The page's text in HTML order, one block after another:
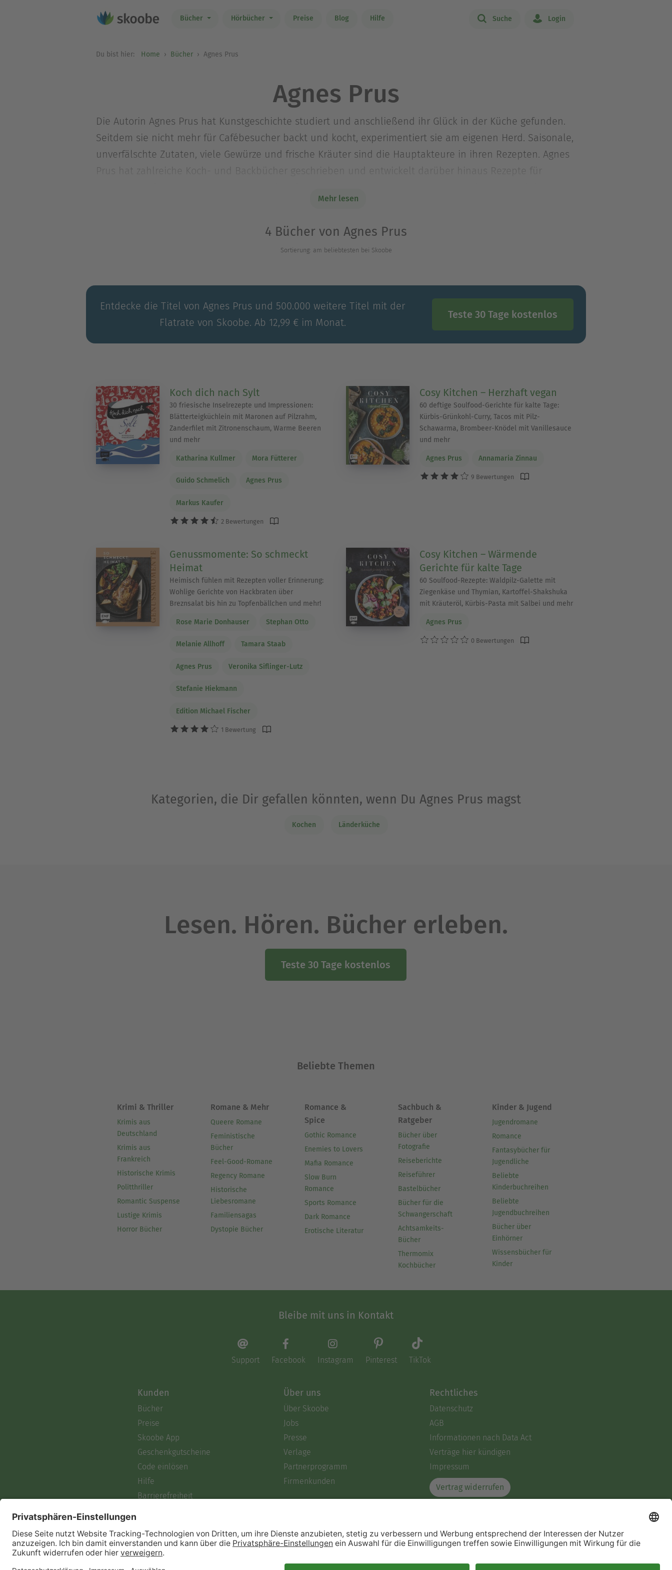
Bücher Hörbücher Preise Blog Hilfe Suche Login
Du bist hier: Home Bücher Agnes Prus
Agnes Prus
Die Autorin Agnes Prus hat Kunstgeschichte studiert und anschließend ihr Glück in der Küche gefunden.
Seitdem sie nicht mehr für Cafébesucher backt und kocht, experimentiert sie am eigenen Herd. Saisonale,
unverfälschte Zutaten, viele Gewürze und frische Kräuter sind die Hauptakteure in ihren Rezepten. Agnes
Prus hat zahlreiche Koch- und Backbücher geschrieben und entwickelt darüber hinaus Rezepte für
Schreiben über Essen fühlt sie sich sehr wohl – nicht zuletzt, weil es so immer etwas Leckeres zum
Mehr lesen
4 Bücher von Agnes Prus
Sortierung: am beliebtesten bei Skoobe
Entdecke die Titel von Agnes Prus und 500.000 weitere Titel mit der
Flatrate von Skoobe. Ab 12,99 € im Monat.
Teste 30 Tage kostenlos
Koch dich nach Sylt
30 friesische Inselrezepte und Impressionen:
Blätterteigküchlein mit Maronen auf Pilzrahm,
Zanderfilet mit Zitronenschaum, Warme Beeren
und mehr
Katharina Kullmer Mora Fütterer
Guido Schmelich Agnes Prus
Markus Kaufer
2 Bewertungen
Cosy Kitchen – Herzhaft vegan
60 deftige Soulfood-Gerichte für kalte Tage:
Kürbis-Grünkohl-Curry, Tacos mit Pilz-
Schawarma, Brombeer-Knödel mit Vanillesauce
und mehr
Agnes Prus Annamaria Zinnau
9 Bewertungen
Genussmomente: So schmeckt
Heimat
Heimisch fühlen mit Rezepten voller Erinnerung:
Wohlige Gerichte von Hackbraten über
Breznsalat bis hin zu Topfenbällchen und mehr!
Rose Marie Donhauser Stephan Otto
Melanie Allhoff Tamara Staab
Agnes Prus Veronika Siflinger-Lutz
Stefanie Hiekmann
Edition Michael Fischer
1 Bewertung
Cosy Kitchen – Wärmende
Gerichte für kalte Tage
60 Soulfood-Rezepte: Waldpilz-Galette mit
Ziegenkäse und Thymian, Kartoffel-Shakshuka
mit Kräuteröl, Kürbis-Pasta mit Salbei und mehr
Agnes Prus
0 Bewertungen
Kategorien, die Dir gefallen könnten, wenn Du Agnes Prus magst
Kochen Länderküche
Lesen. Hören. Bücher erleben.
Teste 30 Tage kostenlos
Beliebte Themen
Krimi & Thriller
Krimis aus
Deutschland
Krimis aus
Frankreich
Historische Krimis
Politthriller
Romantic Suspense
Lustige Krimis
Horror Bücher
Romane & Mehr
Queere Romane
Feministische
Bücher
Feel-Good-Romane
Regency Romane
Historische
Liebesromane
Familiensagas
Dystopie Bücher
Romance &
Spice
Gothic Romance
Enemies to Lovers
Mafia Romance
Slow Burn
Romance
Sports Romance
Dark Romance
Erotische Literatur
Sachbuch &
Ratgeber
Bücher über
Fotografie
Reiseberichte
Reiseführer
Bastelbücher
Bücher für die
Schwangerschaft
Achtsamkeits-
Bücher
Thermomix
Kochbücher
Kinder & Jugend
Jugendromane
Romance
Fantasybücher für
Jugendliche
Beliebte
Kinderbuchreihen
Beliebte
Jugendbuchreihen
Bücher über
Einhörner
Wissensbücher für
Kinder
Bleibe mit uns in Kontakt
Support Facebook Instagram Pinterest TikTok
Kunden
Bücher
Preise
Skoobe App
Geschenkgutscheine
Code einlösen
Hilfe
Barrierefreiheit
Über uns
Über Skoobe
Jobs
Presse
Verlage
Partnerprogramm
Firmenkunden
Rechtliches
Datenschutz
AGB
Informationen nach Data Act
Verträge hier kündigen
Impressum
Vertrag widerrufen
Immer ein gutes Buch